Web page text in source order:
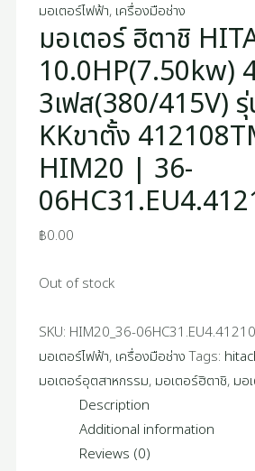
มอเตอร์ไฟฟ้า, เครื่องมือช่าง
มอเตอร์ ฮิตาชิ
10.0HP(7.50kw)
3เฟส(380/415V)
KKขาตั้ง
HIM20 | 36-
฿0.00
Out of stock
SKU: HIM20_36-
มอเตอร์ไฟฟ้า, เครื่องมือช่าง Tags:
มอเตอร์อุตสาหกรรม, มอเตอร์ฮิตาชิ, มอ
Description
Additional information
Reviews (0)